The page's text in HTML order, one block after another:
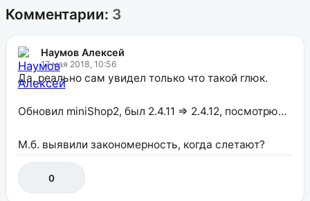
Комментарии: 3
Наумов Алексей
17 мая 2018, 10:56
Да, реально сам увидел только что такой глюк.
Обновил miniShop2, был 2.4.11 => 2.4.12, посмотрю…
М.б. выявили закономерность, когда слетают?
0